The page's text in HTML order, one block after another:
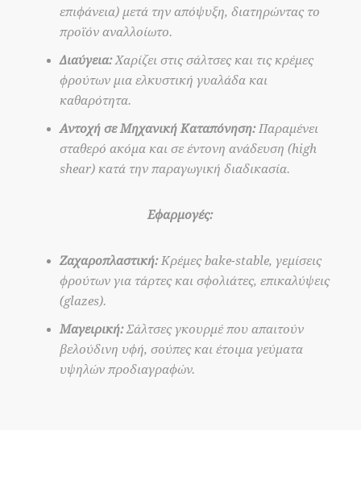
επιφάνεια) μετά την απόψυξη, διατηρώντας το
προϊόν αναλλοίωτο.
Διαύγεια:Χαρίζει στις σάλτσες και τις κρέμες
φρούτων μια ελκυστική γυαλάδα και
καθαρότητα.
Αντοχή σε Μηχανική Καταπόνηση:Παραμένει
σταθερό ακόμα και σε έντονη ανάδευση (high
shear) κατά την παραγωγική διαδικασία.
Εφαρμογές:
Ζαχαροπλαστική:Κρέμες bake-stable, γεμίσεις
φρούτων για τάρτες και σφολιάτες, επικαλύψεις
(glazes).
Μαγειρική:Σάλτσες γκουρμέ που απαιτούν
βελούδινη υφή, σούπες και έτοιμα γεύματα
υψηλών προδιαγραφών.